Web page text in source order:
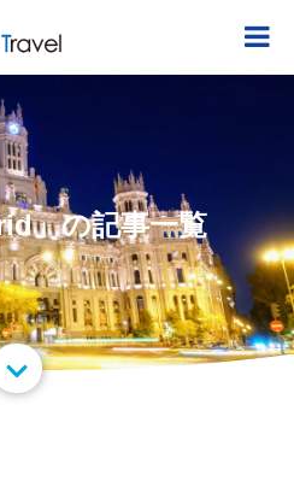
」の記事一覧